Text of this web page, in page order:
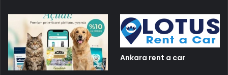
Ankara rent a car